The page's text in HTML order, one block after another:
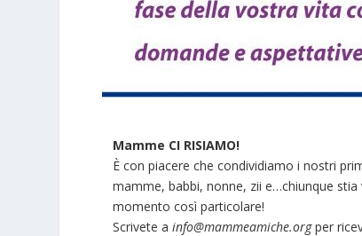
Mamme CI RISIAMO!
È con piacere che condividiamo i nostri
mamme, babbi, nonne, zii e…chiunque stia
momento così particolare!
Scrivete ainfo@mammeamiche.orgper